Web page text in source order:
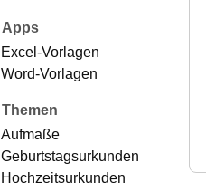
Apps
Excel-Vorlagen
Word-Vorlagen
Themen
Aufmaße
Geburtstagsurkunden
Hochzeitsurkunden